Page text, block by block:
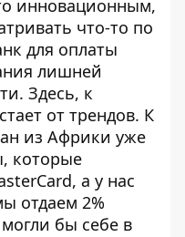
инновационным,
что-то по
для оплаты
лишней
Здесь, к
от трендов. К
из Африки уже
которые
а у нас
отдаем 2%
могли бы себе в